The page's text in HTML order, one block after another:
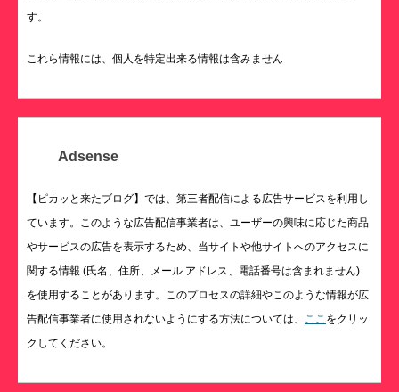
す。
これら情報には、個人を特定出来る情報は含みません
Adsense
【ピカッと来たブログ】では、第三者配信による広告サービスを利用し
ています。このような広告配信事業者は、ユーザーの興味に応じた商品
やサービスの広告を表示するため、当サイトや他サイトへのアクセスに
関する情報 (氏名、住所、メール アドレス、電話番号は含まれません)
を使用することがあります。このプロセスの詳細やこのような情報が広
告配信事業者に使用されないようにする方法については、 ここ をクリッ
クしてください。